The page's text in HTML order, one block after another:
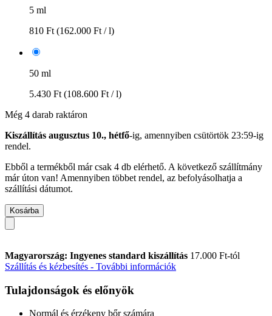
5 ml
810 Ft (162.000 Ft / l)
50 ml
5.430 Ft (108.600 Ft / l)
Még 4 darab raktáron
Kiszállítás augusztus 10., hétfő-ig, amennyiben csütörtök 23:59-ig
rendel.
Ebből a termékből már csak 4 db elérhető. A következő szállítmány
már úton van! Amennyiben többet rendel, az befolyásolhatja a
szállítási dátumot.
Kosárba
Magyarország: Ingyenes standard kiszállítás 17.000 Ft-tól
Szállítás és kézbesítés - További információk
Tulajdonságok és előnyök
Normál és érzékeny bőr számára